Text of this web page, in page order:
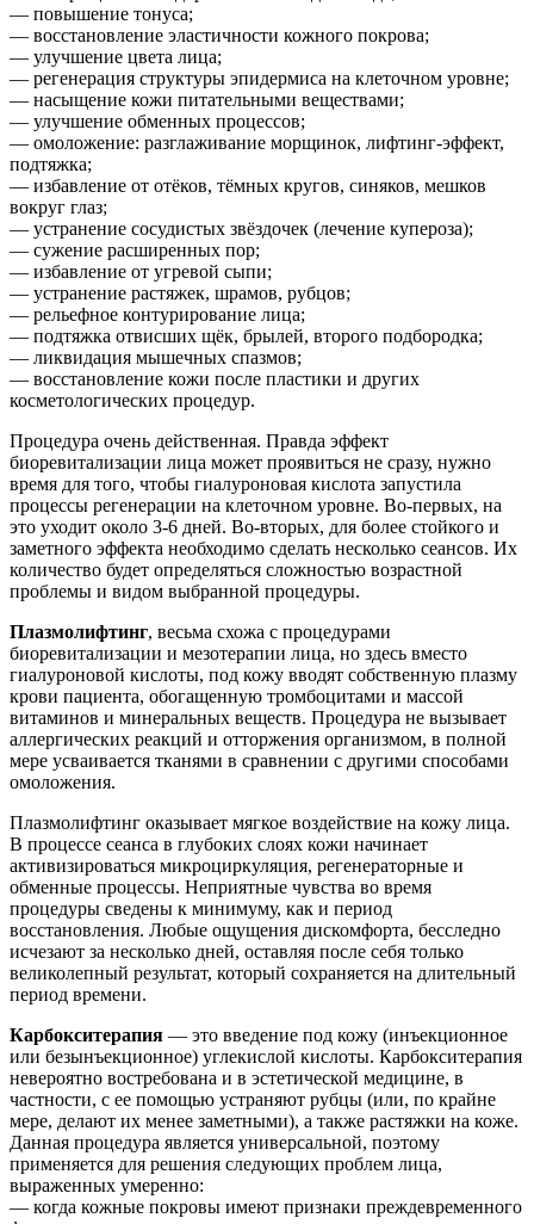
— повышение тонуса;
— восстановление эластичности кожного покрова;
— улучшение цвета лица;
— регенерация структуры эпидермиса на клеточном уровне;
— насыщение кожи питательными веществами;
— улучшение обменных процессов;
— омоложение: разглаживание морщинок, лифтинг-эффект,
подтяжка;
— избавление от отёков, тёмных кругов, синяков, мешков
вокруг глаз;
— устранение сосудистых звёздочек (лечение купероза);
— сужение расширенных пор;
— избавление от угревой сыпи;
— устранение растяжек, шрамов, рубцов;
— рельефное контурирование лица;
— подтяжка отвисших щёк, брылей, второго подбородка;
— ликвидация мышечных спазмов;
— восстановление кожи после пластики и других
косметологических процедур.
Процедура очень действенная. Правда эффект
биоревитализации лица может проявиться не сразу, нужно
время для того, чтобы гиалуроновая кислота запустила
процессы регенерации на клеточном уровне. Во-первых, на
это уходит около 3-6 дней. Во-вторых, для более стойкого и
заметного эффекта необходимо сделать несколько сеансов. Их
количество будет определяться сложностью возрастной
проблемы и видом выбранной процедуры.
Плазмолифтинг, весьма схожа с процедурами
биоревитализации и мезотерапии лица, но здесь вместо
гиалуроновой кислоты, под кожу вводят собственную плазму
крови пациента, обогащенную тромбоцитами и массой
витаминов и минеральных веществ. Процедура не вызывает
аллергических реакций и отторжения организмом, в полной
мере усваивается тканями в сравнении с другими способами
омоложения.
Плазмолифтинг оказывает мягкое воздействие на кожу лица.
В процессе сеанса в глубоких слоях кожи начинает
активизироваться микроциркуляция, регенераторные и
обменные процессы. Неприятные чувства во время
процедуры сведены к минимуму, как и период
восстановления. Любые ощущения дискомфорта, бесследно
исчезают за несколько дней, оставляя после себя только
великолепный результат, который сохраняется на длительный
период времени.
Карбокситерапия — это введение под кожу (инъекционное
или безынъекционное) углекислой кислоты. Карбокситерапия
невероятно востребована и в эстетической медицине, в
частности, с ее помощью устраняют рубцы (или, по крайне
мере, делают их менее заметными), а также растяжки на коже.
Данная процедура является универсальной, поэтому
применяется для решения следующих проблем лица,
выраженных умеренно:
— когда кожные покровы имеют признаки преждевременного